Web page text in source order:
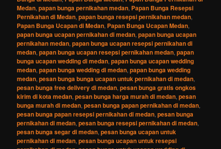
Medan,papan bunga pernikahan medan, Papan Bunga Resepsi
Pernikahan di Medan,papan bunga resepsi pernikahan medan,
Papan Bunga Ucapan di Medan, Papan Bunga Ucapan Medan,
papan bunga ucapan pernikahan di medan,papan bunga ucapan
pernikahan medan,papan bunga ucapan resepsi pernikahan di
medan,papan bunga ucapan resepsi pernikahan medan,papan
bunga ucapan wedding di medan,papan bunga ucapan wedding
medan,papan bunga wedding di medan,papan bunga wedding
medan,pesan bunga bunga ucapan untuk pernikahan di medan,
pesan bunga free delivery di medan,pesan bunga gratis ongkos
kirim di kota medan,pesan bunga harga murah di medan,pesan
bunga murah di medan,pesan bunga papan pernikahan di medan,
pesan bunga papan resepsi pernikahan di medan,pesan bunga
pernikahan di medan,pesan bunga resepsi pernikahan di medan,
pesan bunga segar di medan,pesan bunga ucapan untuk
pernikahan di medan,pesan bunga ucapan untuk resepsi